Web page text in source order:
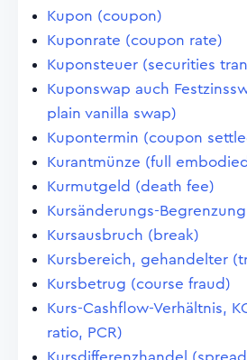
Kupon (coupon)
Kuponrate (coupon rate)
Kuponsteuer (securities
Kuponswap auch
plain vanilla swap)
Kupontermin (coupon
Kurantmünze (full
Kurmutgeld (death fee)
Kursänderungs-
Kursausbruch (break)
Kursbereich, gehandelter
Kursbetrug (course fraud)
Kurs-Cashflow-Verhältnis,
ratio, PCR)
Kursdifferenzhandel